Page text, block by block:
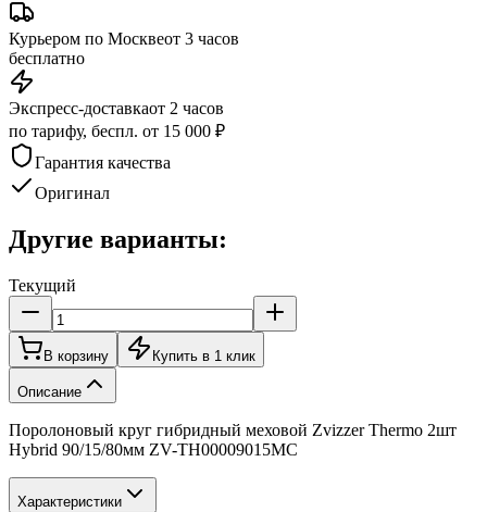
Курьером по Москвеот 3 часов
бесплатно
Экспресс-доставкаот 2 часов
по тарифу, беспл. от 15 000 ₽
Гарантия качества
Оригинал
Другие варианты:
Текущий
В корзину Купить в 1 клик
Описание
Поролоновый круг гибридный меховой Zvizzer Thermo 2шт
Hybrid 90/15/80мм ZV-TH00009015MC
Характеристики